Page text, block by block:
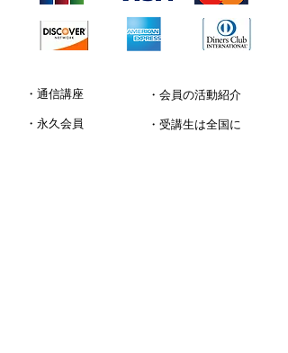
・通信講座
・永久会員
・会員の活動紹介
・受講生は全国に